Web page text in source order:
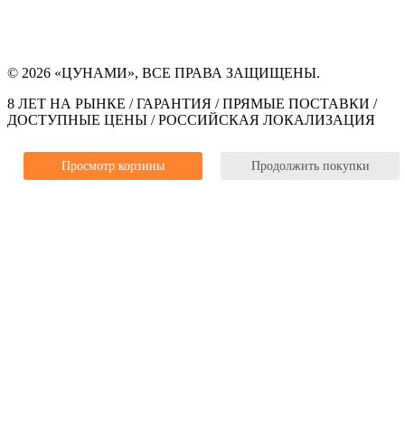
© 2026 «ЦУНАМИ», ВСЕ ПРАВА ЗАЩИЩЕНЫ.
8 ЛЕТ НА РЫНКЕ / ГАРАНТИЯ / ПРЯМЫЕ ПОСТАВКИ /
ДОСТУПНЫЕ ЦЕНЫ / РОССИЙСКАЯ ЛОКАЛИЗАЦИЯ
Просмотр корзины Продолжить покупки